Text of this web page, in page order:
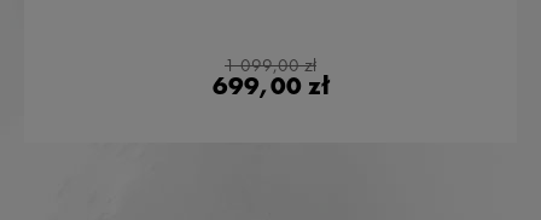
1 099,00 zł
699,00 zł